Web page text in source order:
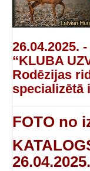
26.04.2025.
“KLUBA
Rodēzijas
specializētā
FOTO no
26.04.2025.